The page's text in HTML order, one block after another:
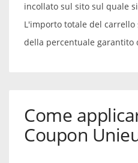
incollato sul sito sul quale
L'importo totale del
della percentuale garantito
Come
Coupon